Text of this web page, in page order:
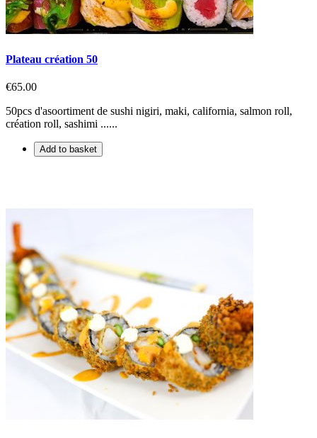
Plateau création 50
€65.00
50pcs d'asoortiment de sushi nigiri, maki, california, salmon roll,
création roll, sashimi ......
Add to basket